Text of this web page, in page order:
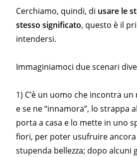
Cerchiamo, quindi, di usare le
stesso significato, questo è il
intendersi.
Immaginiamoci due scenari
1) C’è un uomo che incontra
e se ne “innamora”, lo strappa
porta a casa e lo mette in uno
fiori, per poter usufruire
stupenda bellezza; dopo alcuni